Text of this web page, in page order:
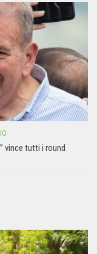
vince tutti i round